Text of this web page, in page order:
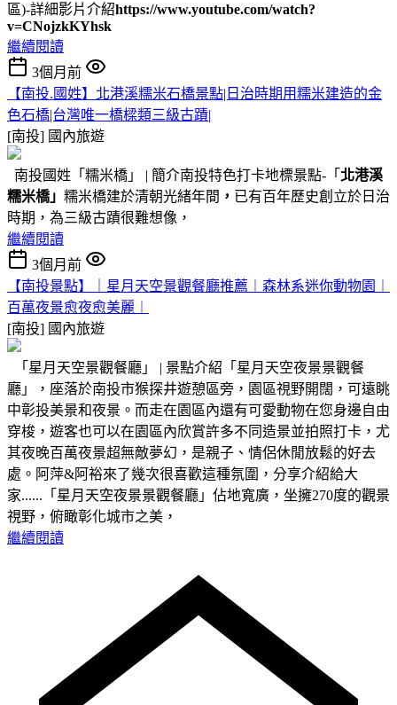
區)-詳細影片介紹https://www.youtube.com/watch?
v=CNojzkKYhsk
繼續閱讀
3個月前
【南投.國姓】北港溪糯米石橋景點|日治時期用糯米建造的金
色石橋|台灣唯一橋樑類三級古蹟|
[南投] 國內旅遊
南投國姓「糯米橋」 | 簡介南投特色打卡地標景點-「 北港溪
糯米橋」 糯米橋建於清朝光緒年間 ， 已有百年歷史創立於日治
時期，為三級古蹟很難想像，
繼續閱讀
3個月前
【南投景點】｜星月天空景觀餐廳推薦︱森林系迷你動物園︱
百萬夜景愈夜愈美麗︱
[南投] 國內旅遊
「星月天空景觀餐廳」 | 景點介紹「星月天空夜景景觀餐
廳」，座落於南投市猴探井遊憩區旁，園區視野開闊，可遠眺
中彰投美景和夜景。而走在園區內還有可愛動物在您身邊自由
穿梭，遊客也可以在園區內欣賞許多不同造景並拍照打卡，尤
其夜晚百萬夜景超無敵夢幻，是親子、情侶休閒放鬆的好去
處。阿萍&阿裕來了幾次很喜歡這種氛圍，分享介紹給大
家......「星月天空夜景景觀餐廳」佔地寬廣，坐擁270度的觀景
視野，俯瞰彰化城市之美，
繼續閱讀